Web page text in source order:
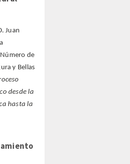
Juan
de
y Bellas
desde la
hasta la